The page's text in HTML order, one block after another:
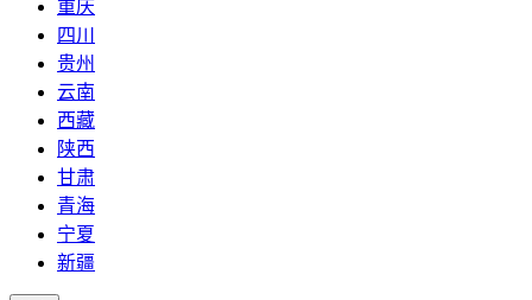
重庆
四川
贵州
云南
西藏
陕西
甘肃
青海
宁夏
新疆